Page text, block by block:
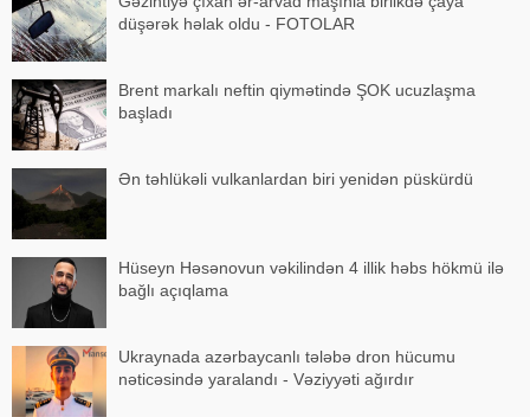
düşərək həlak oldu - FOTOLAR
Brent markalı neftin qiymətində ŞOK ucuzlaşma
başladı
Ən təhlükəli vulkanlardan biri yenidən püskürdü
Hüseyn Həsənovun vəkilindən 4 illik həbs hökmü ilə
bağlı açıqlama
Ukraynada azərbaycanlı tələbə dron hücumu
nəticəsində yaralandı - Vəziyyəti ağırdır